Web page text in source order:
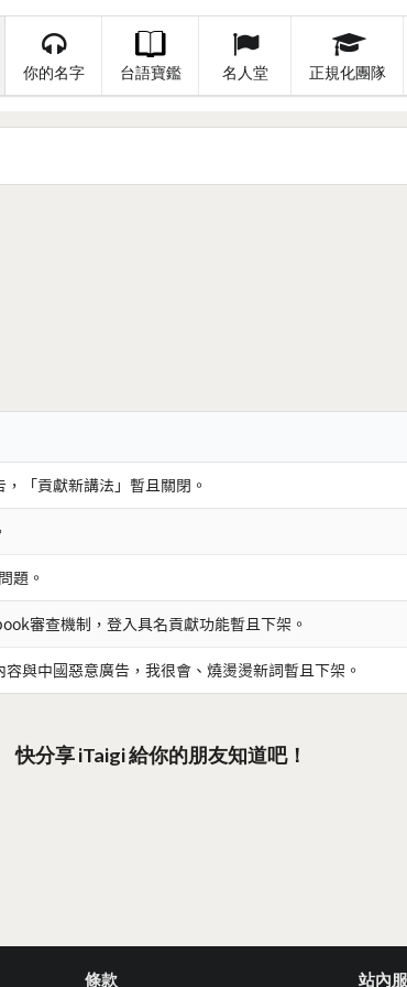
你的名字 台語寶鑑 名人堂 正規化團隊
「貢獻新講法」暫且關閉。
題。
審查機制，登入具名貢獻功能暫且下架。
與中國惡意廣告，我很會、燒燙燙新詞暫且下架。
快分享 iTaigi 給你的朋友知道吧！
條款 站內